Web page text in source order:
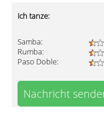
Ich tanze:
Samba:
Rumba:
Paso Doble:
Nachricht